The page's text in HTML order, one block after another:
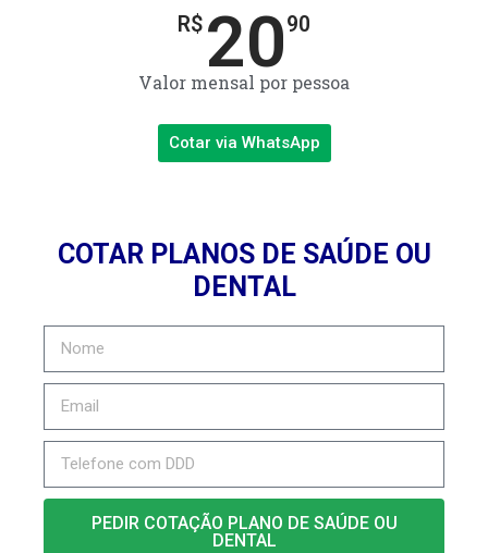
R$ 2090
Valor mensal por pessoa
Cotar via WhatsApp
COTAR PLANOS DE SAÚDE OU
DENTAL
PEDIR COTAÇÃO PLANO DE SAÚDE OU
DENTAL